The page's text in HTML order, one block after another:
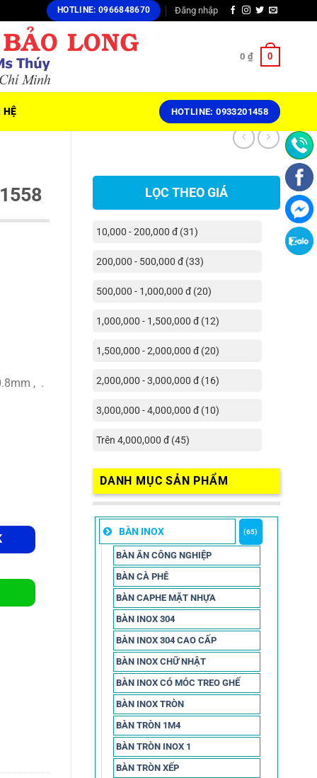
HOTLINE: 0966848670 Đăng nhập
0 ₫ 0
HỆ HOTLINE: 0933201458
LỌC THEO GIÁ
10,000 - 200,000 đ (31)
200,000 - 500,000 đ (33)
500,000 - 1,000,000 đ (20)
1,000,000 - 1,500,000 đ (12)
1,500,000 - 2,000,000 đ (20)
2,000,000 - 3,000,000 đ (16)
3,000,000 - 4,000,000 đ (10)
Trên 4,000,000 đ (45)
DANH MỤC SẢN PHẨM
BÀN INOX (65)
BÀN ĂN CÔNG NGHIỆP
BÀN CÀ PHÊ
BÀN CAPHE MẶT NHỰA
BÀN INOX 304
BÀN INOX 304 CAO CẤP
BÀN INOX CHỮ NHẬT
BÀN INOX CÓ MÓC TREO GHẾ
BÀN INOX TRÒN
BÀN TRÒN 1M4
BÀN TRÒN INOX 1
BÀN TRÒN XẾP
, .